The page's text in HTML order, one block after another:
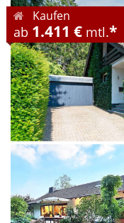
Kaufen
ab 1.411 € mtl.*